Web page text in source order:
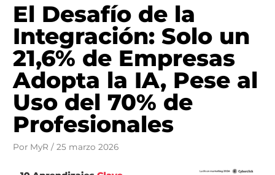
El Desafío de la
Integración: Solo un
21,6% de Empresas
Adopta la IA, Pese al
Uso del 70% de
Profesionales
Por MyR/25 marzo 2026